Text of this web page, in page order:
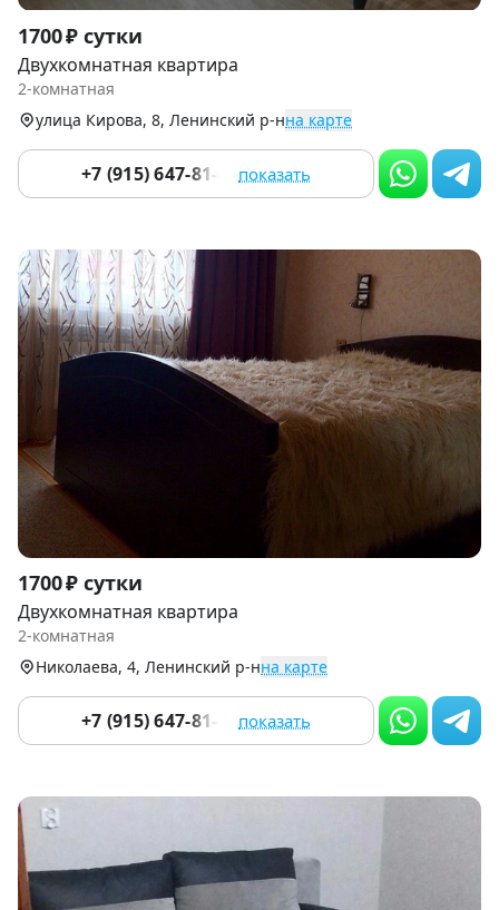
Item
1
of
9
1700 ₽ сутки
Двухкомнатная квартира
2-комнатная
улица Кирова, 8, Ленинский р-нна карте
+7 (915) 647-81-08 показать
Item
1
of
1700 ₽ сутки
Двухкомнатная квартира
2-комнатная
Николаева, 4, Ленинский р-нна карте
+7 (915) 647-81-08 показать